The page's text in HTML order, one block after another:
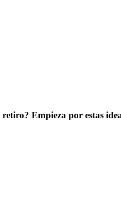
retiro? Empieza por estas